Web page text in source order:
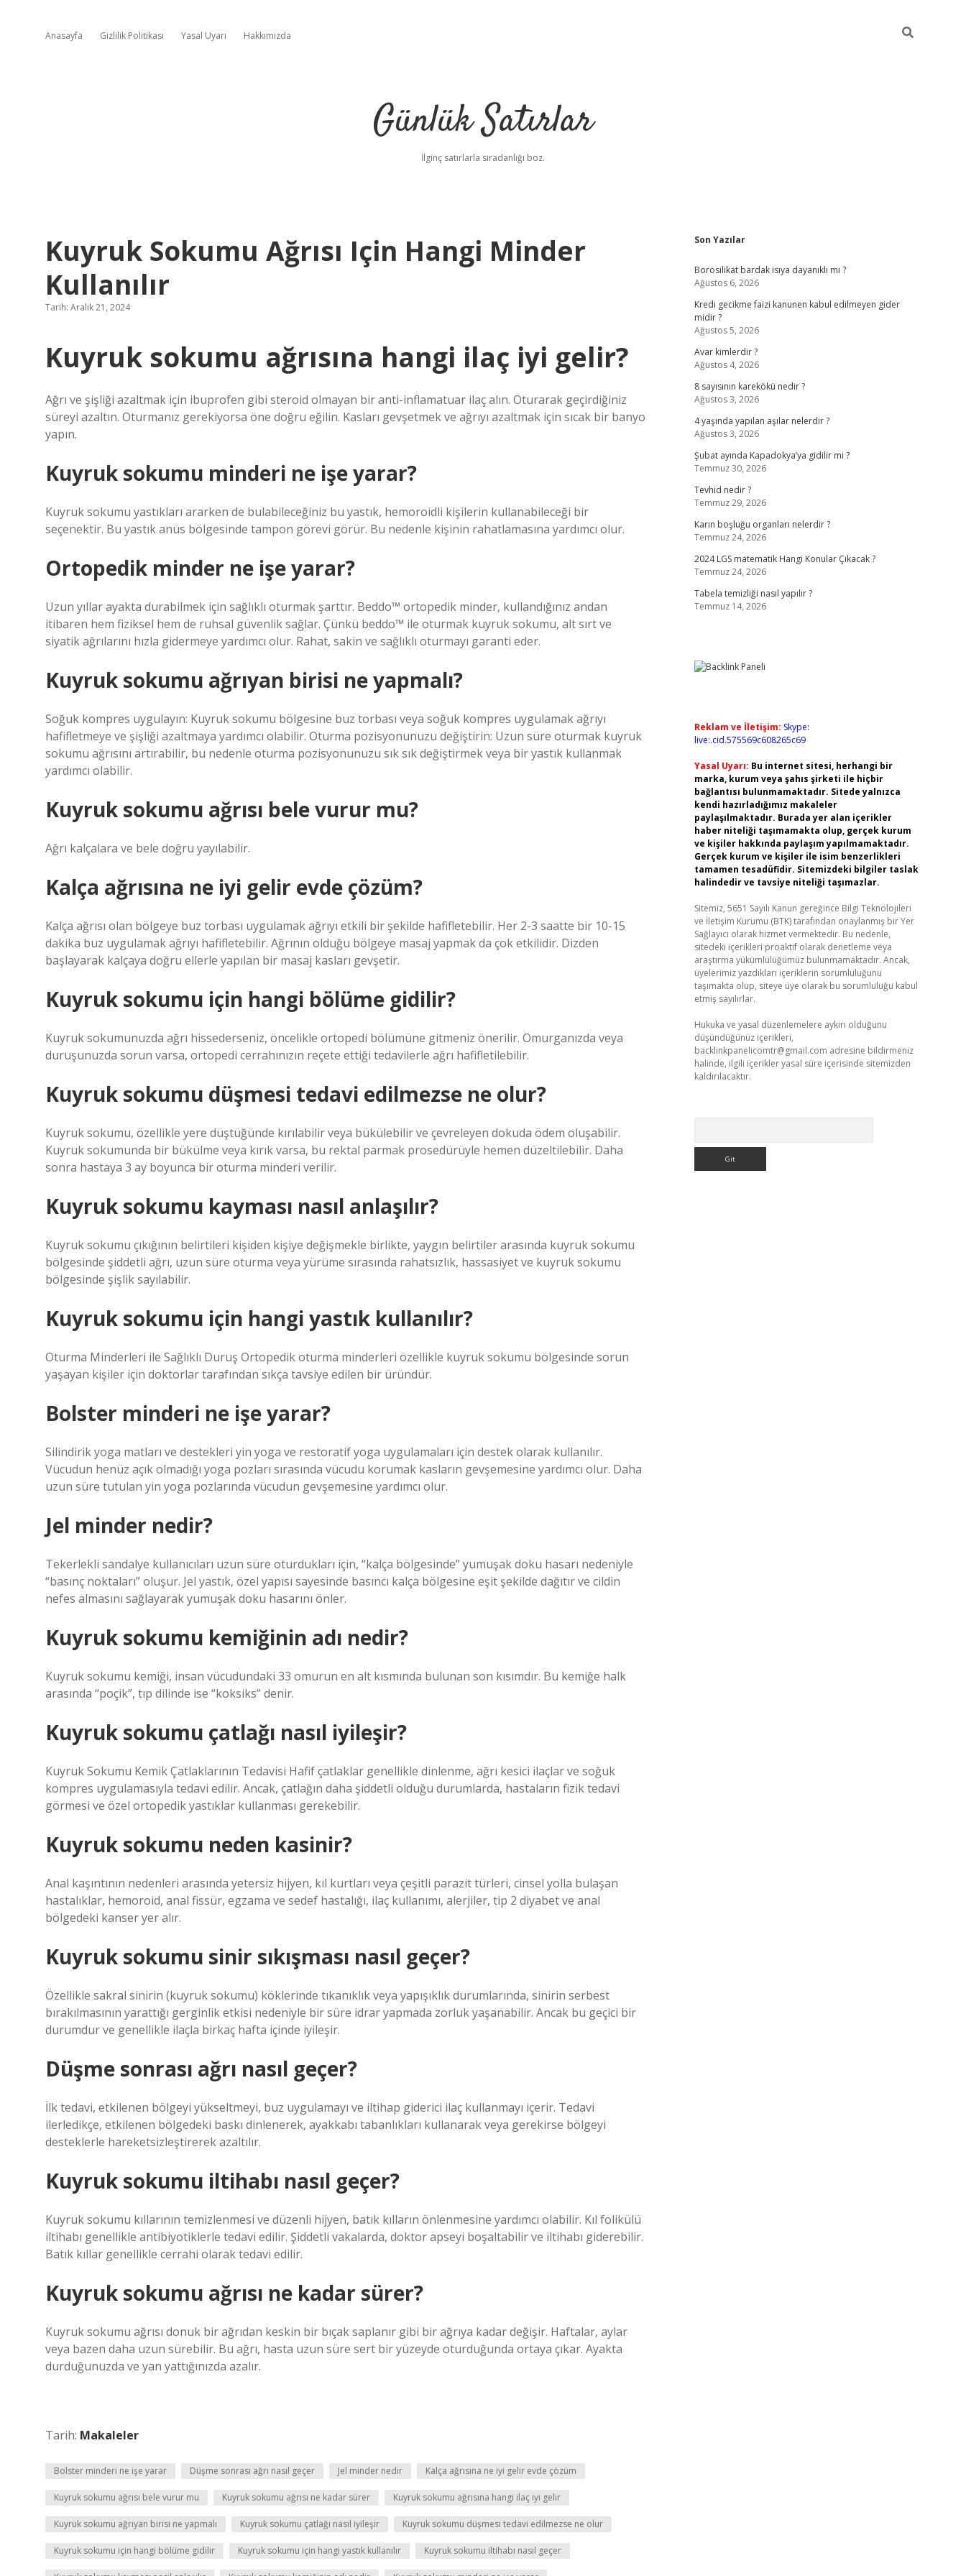
Anasayfa Gizlilik Politikası Yasal Uyarı Hakkımızda
Günlük Satırlar
İlginç satırlarla sıradanlığı boz.
Kuyruk Sokumu Ağrısı Için Hangi Minder
Kullanılır
Tarih: Aralık 21, 2024
Kuyruk sokumu ağrısına hangi ilaç iyi gelir?
Ağrı ve şişliği azaltmak için ibuprofen gibi steroid olmayan bir anti-inflamatuar ilaç alın. Oturarak geçirdiğiniz
süreyi azaltın. Oturmanız gerekiyorsa öne doğru eğilin. Kasları gevşetmek ve ağrıyı azaltmak için sıcak bir banyo
yapın.
Kuyruk sokumu minderi ne işe yarar?
Kuyruk sokumu yastıkları ararken de bulabileceğiniz bu yastık, hemoroidli kişilerin kullanabileceği bir
seçenektir. Bu yastık anüs bölgesinde tampon görevi görür. Bu nedenle kişinin rahatlamasına yardımcı olur.
Ortopedik minder ne işe yarar?
Uzun yıllar ayakta durabilmek için sağlıklı oturmak şarttır. Beddo™ ortopedik minder, kullandığınız andan
itibaren hem fiziksel hem de ruhsal güvenlik sağlar. Çünkü beddo™ ile oturmak kuyruk sokumu, alt sırt ve
siyatik ağrılarını hızla gidermeye yardımcı olur. Rahat, sakin ve sağlıklı oturmayı garanti eder.
Kuyruk sokumu ağrıyan birisi ne yapmalı?
Soğuk kompres uygulayın: Kuyruk sokumu bölgesine buz torbası veya soğuk kompres uygulamak ağrıyı
hafifletmeye ve şişliği azaltmaya yardımcı olabilir. Oturma pozisyonunuzu değiştirin: Uzun süre oturmak kuyruk
sokumu ağrısını artırabilir, bu nedenle oturma pozisyonunuzu sık sık değiştirmek veya bir yastık kullanmak
yardımcı olabilir.
Kuyruk sokumu ağrısı bele vurur mu?
Ağrı kalçalara ve bele doğru yayılabilir.
Kalça ağrısına ne iyi gelir evde çözüm?
Kalça ağrısı olan bölgeye buz torbası uygulamak ağrıyı etkili bir şekilde hafifletebilir. Her 2-3 saatte bir 10-15
dakika buz uygulamak ağrıyı hafifletebilir. Ağrının olduğu bölgeye masaj yapmak da çok etkilidir. Dizden
başlayarak kalçaya doğru ellerle yapılan bir masaj kasları gevşetir.
Kuyruk sokumu için hangi bölüme gidilir?
Kuyruk sokumunuzda ağrı hissederseniz, öncelikle ortopedi bölümüne gitmeniz önerilir. Omurganızda veya
duruşunuzda sorun varsa, ortopedi cerrahınızın reçete ettiği tedavilerle ağrı hafifletilebilir.
Kuyruk sokumu düşmesi tedavi edilmezse ne olur?
Kuyruk sokumu, özellikle yere düştüğünde kırılabilir veya bükülebilir ve çevreleyen dokuda ödem oluşabilir.
Kuyruk sokumunda bir bükülme veya kırık varsa, bu rektal parmak prosedürüyle hemen düzeltilebilir. Daha
sonra hastaya 3 ay boyunca bir oturma minderi verilir.
Kuyruk sokumu kayması nasıl anlaşılır?
Kuyruk sokumu çıkığının belirtileri kişiden kişiye değişmekle birlikte, yaygın belirtiler arasında kuyruk sokumu
bölgesinde şiddetli ağrı, uzun süre oturma veya yürüme sırasında rahatsızlık, hassasiyet ve kuyruk sokumu
bölgesinde şişlik sayılabilir.
Kuyruk sokumu için hangi yastık kullanılır?
Oturma Minderleri ile Sağlıklı Duruş Ortopedik oturma minderleri özellikle kuyruk sokumu bölgesinde sorun
yaşayan kişiler için doktorlar tarafından sıkça tavsiye edilen bir üründür.
Bolster minderi ne işe yarar?
Silindirik yoga matları ve destekleri yin yoga ve restoratif yoga uygulamaları için destek olarak kullanılır.
Vücudun henüz açık olmadığı yoga pozları sırasında vücudu korumak kasların gevşemesine yardımcı olur. Daha
uzun süre tutulan yin yoga pozlarında vücudun gevşemesine yardımcı olur.
Jel minder nedir?
Tekerlekli sandalye kullanıcıları uzun süre oturdukları için, “kalça bölgesinde” yumuşak doku hasarı nedeniyle
“basınç noktaları” oluşur. Jel yastık, özel yapısı sayesinde basıncı kalça bölgesine eşit şekilde dağıtır ve cildin
nefes almasını sağlayarak yumuşak doku hasarını önler.
Kuyruk sokumu kemiğinin adı nedir?
Kuyruk sokumu kemiği, insan vücudundaki 33 omurun en alt kısmında bulunan son kısımdır. Bu kemiğe halk
arasında “poçik”, tıp dilinde ise “koksiks” denir.
Kuyruk sokumu çatlağı nasıl iyileşir?
Kuyruk Sokumu Kemik Çatlaklarının Tedavisi Hafif çatlaklar genellikle dinlenme, ağrı kesici ilaçlar ve soğuk
kompres uygulamasıyla tedavi edilir. Ancak, çatlağın daha şiddetli olduğu durumlarda, hastaların fizik tedavi
görmesi ve özel ortopedik yastıklar kullanması gerekebilir.
Kuyruk sokumu neden kasinir?
Anal kaşıntının nedenleri arasında yetersiz hijyen, kıl kurtları veya çeşitli parazit türleri, cinsel yolla bulaşan
hastalıklar, hemoroid, anal fissür, egzama ve sedef hastalığı, ilaç kullanımı, alerjiler, tip 2 diyabet ve anal
bölgedeki kanser yer alır.
Kuyruk sokumu sinir sıkışması nasıl geçer?
Özellikle sakral sinirin (kuyruk sokumu) köklerinde tıkanıklık veya yapışıklık durumlarında, sinirin serbest
bırakılmasının yarattığı gerginlik etkisi nedeniyle bir süre idrar yapmada zorluk yaşanabilir. Ancak bu geçici bir
durumdur ve genellikle ilaçla birkaç hafta içinde iyileşir.
Düşme sonrası ağrı nasıl geçer?
İlk tedavi, etkilenen bölgeyi yükseltmeyi, buz uygulamayı ve iltihap giderici ilaç kullanmayı içerir. Tedavi
ilerledikçe, etkilenen bölgedeki baskı dinlenerek, ayakkabı tabanlıkları kullanarak veya gerekirse bölgeyi
desteklerle hareketsizleştirerek azaltılır.
Kuyruk sokumu iltihabı nasıl geçer?
Kuyruk sokumu kıllarının temizlenmesi ve düzenli hijyen, batık kılların önlenmesine yardımcı olabilir. Kıl folikülü
iltihabı genellikle antibiyotiklerle tedavi edilir. Şiddetli vakalarda, doktor apseyi boşaltabilir ve iltihabı giderebilir.
Batık kıllar genellikle cerrahi olarak tedavi edilir.
Kuyruk sokumu ağrısı ne kadar sürer?
Kuyruk sokumu ağrısı donuk bir ağrıdan keskin bir bıçak saplanır gibi bir ağrıya kadar değişir. Haftalar, aylar
veya bazen daha uzun sürebilir. Bu ağrı, hasta uzun süre sert bir yüzeyde oturduğunda ortaya çıkar. Ayakta
durduğunuzda ve yan yattığınızda azalır.
Tarih: Makaleler
Bolster minderi ne işe yarar Düşme sonrası ağrı nasıl geçer Jel minder nedir Kalça ağrısına ne iyi gelir evde çözüm
Kuyruk sokumu ağrısı bele vurur mu Kuyruk sokumu ağrısı ne kadar sürer Kuyruk sokumu ağrısına hangi ilaç iyi gelir
Kuyruk sokumu ağrıyan birisi ne yapmalı Kuyruk sokumu çatlağı nasıl iyileşir Kuyruk sokumu düşmesi tedavi edilmezse ne olur
Kuyruk sokumu için hangi bölüme gidilir Kuyruk sokumu için hangi yastık kullanılır Kuyruk sokumu iltihabı nasıl geçer
Sidebar
Son Yazılar
Borosilikat bardak isıya dayanıklı mı ?
Ağustos 6, 2026
Kredi gecikme faizi kanunen kabul edilmeyen gider
midir ?
Ağustos 5, 2026
Avar kimlerdir ?
Ağustos 4, 2026
8 sayısının karekökü nedir ?
Ağustos 3, 2026
4 yaşında yapılan aşılar nelerdir ?
Ağustos 3, 2026
Şubat ayında Kapadokya’ya gidilir mi ?
Temmuz 30, 2026
Tevhid nedir ?
Temmuz 29, 2026
Karın boşluğu organları nelerdir ?
Temmuz 24, 2026
2024 LGS matematik Hangi Konular Çıkacak ?
Temmuz 24, 2026
Tabela temizliği nasıl yapılır ?
Temmuz 14, 2026
Reklam ve İletişim: Skype:
live:.cid.575569c608265c69
Yasal Uyarı: Bu internet sitesi, herhangi bir
marka, kurum veya şahıs şirketi ile hiçbir
bağlantısı bulunmamaktadır. Sitede yalnızca
kendi hazırladığımız makaleler
paylaşılmaktadır. Burada yer alan içerikler
haber niteliği taşımamakta olup, gerçek kurum
ve kişiler hakkında paylaşım yapılmamaktadır.
Gerçek kurum ve kişiler ile isim benzerlikleri
tamamen tesadüfidir. Sitemizdeki bilgiler taslak
halindedir ve tavsiye niteliği taşımazlar.
Sitemiz, 5651 Sayılı Kanun gereğince Bilgi Teknolojileri
ve İletişim Kurumu (BTK) tarafından onaylanmış bir Yer
Sağlayıcı olarak hizmet vermektedir. Bu nedenle,
sitedeki içerikleri proaktif olarak denetleme veya
araştırma yükümlülüğümüz bulunmamaktadır. Ancak,
üyelerimiz yazdıkları içeriklerin sorumluluğunu
taşımakta olup, siteye üye olarak bu sorumluluğu kabul
etmiş sayılırlar.
Hukuka ve yasal düzenlemelere aykırı olduğunu
düşündüğünüz içerikleri,
backlinkpanelicomtr@gmail.com adresine bildirmeniz
halinde, ilgili içerikler yasal süre içerisinde sitemizden
kaldırılacaktır.